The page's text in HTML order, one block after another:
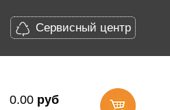
Сервисный центр
0.00 руб